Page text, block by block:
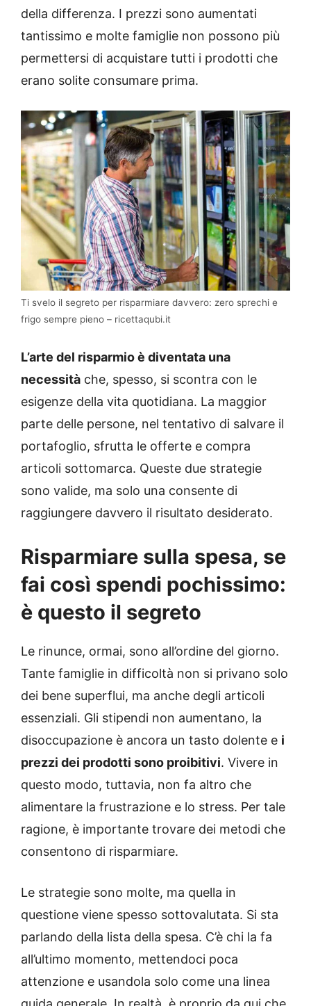
della differenza. I prezzi sono aumentati
tantissimo e molte famiglie non possono più
permettersi di acquistare tutti i prodotti che
erano solite consumare prima.
Ti svelo il segreto per risparmiare davvero: zero sprechi e
frigo sempre pieno – ricettaqubi.it
L’arte del risparmio è diventata una
necessità che, spesso, si scontra con le
esigenze della vita quotidiana. La maggior
parte delle persone, nel tentativo di salvare il
portafoglio, sfrutta le offerte e compra
articoli sottomarca. Queste due strategie
sono valide, ma solo una consente di
raggiungere davvero il risultato desiderato.
Risparmiare sulla spesa, se
fai così spendi pochissimo:
è questo il segreto
Le rinunce, ormai, sono all’ordine del giorno.
Tante famiglie in difficoltà non si privano solo
dei bene superflui, ma anche degli articoli
essenziali. Gli stipendi non aumentano, la
disoccupazione è ancora un tasto dolente e i
prezzi dei prodotti sono proibitivi. Vivere in
questo modo, tuttavia, non fa altro che
alimentare la frustrazione e lo stress. Per tale
ragione, è importante trovare dei metodi che
consentono di risparmiare.
Le strategie sono molte, ma quella in
questione viene spesso sottovalutata. Si sta
parlando della lista della spesa. C’è chi la fa
all’ultimo momento, mettendoci poca
attenzione e usandola solo come una linea